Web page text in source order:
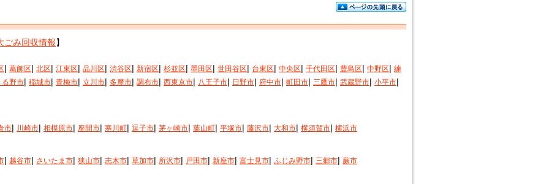
ごみ回収情報】
| 葛飾区| 北区| 江東区| 品川区| 渋谷区| 新宿区| 杉並区| 墨田区| 世田谷区| 台東区| 中央区| 千代田区| 豊島区| 中野区| 練
る野市| 稲城市| 青梅市| 立川市| 多摩市| 調布市| 西東京市| 八王子市| 日野市| 府中市| 町田市| 三鷹市| 武蔵野市| 小平市|
市| 川崎市| 相模原市| 座間市| 寒川町| 逗子市| 茅ヶ崎市| 葉山町| 平塚市| 藤沢市| 大和市| 横須賀市| 横浜市
| 越谷市| さいたま市| 狭山市| 志木市| 草加市| 所沢市| 戸田市| 新座市| 富士見市| ふじみ野市| 三郷市| 蕨市